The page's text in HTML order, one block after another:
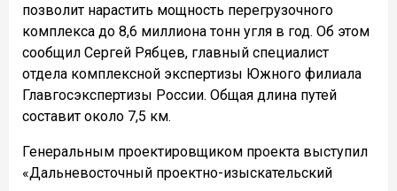
позволит нарастить мощность перегрузочного
комплекса до 8,6 миллиона тонн угля в год. Об этом
сообщил Сергей Рябцев, главный специалист
отдела комплексной экспертизы Южного филиала
Главгосэкспертизы России. Общая длина путей
составит около 7,5 км.
Генеральным проектировщиком проекта выступил
«Дальневосточный проектно-изыскательский